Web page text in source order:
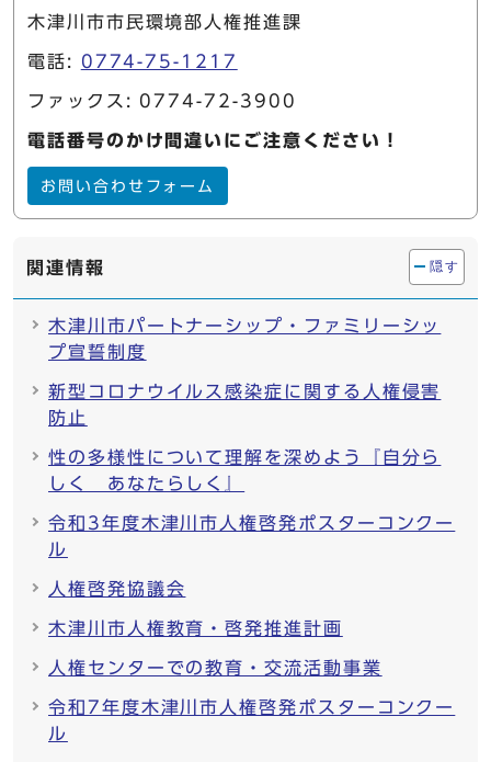
木津川市市民環境部人権推進課
電話: 0774-75-1217
ファックス: 0774-72-3900
電話番号のかけ間違いにご注意ください！
お問い合わせフォーム
関連情報 隠す
木津川市パートナーシップ・ファミリーシッ
プ宣誓制度
新型コロナウイルス感染症に関する人権侵害
防止
性の多様性について理解を深めよう『自分ら
しく あなたらしく』
令和3年度木津川市人権啓発ポスターコンクー
ル
人権啓発協議会
木津川市人権教育・啓発推進計画
人権センターでの教育・交流活動事業
令和7年度木津川市人権啓発ポスターコンクー
ル